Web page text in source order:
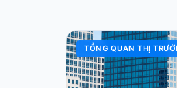
TỔNG QUAN THỊ